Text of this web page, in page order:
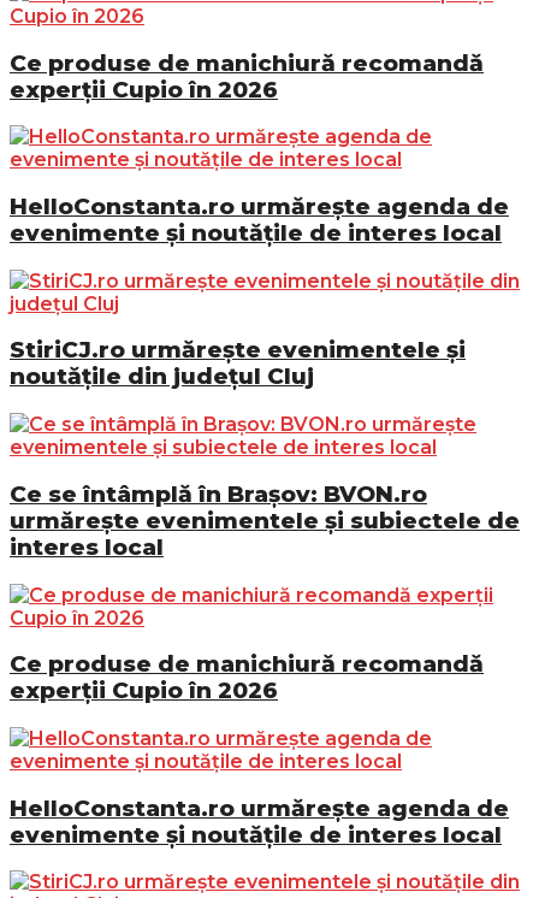
Ce produse de manichiură recomandă
experții Cupio în 2026
HelloConstanta.ro urmărește agenda de
evenimente și noutățile de interes local
StiriCJ.ro urmărește evenimentele și
noutățile din județul Cluj
Ce se întâmplă în Brașov: BVON.ro
urmărește evenimentele și subiectele de
interes local
Ce produse de manichiură recomandă
experții Cupio în 2026
HelloConstanta.ro urmărește agenda de
evenimente și noutățile de interes local